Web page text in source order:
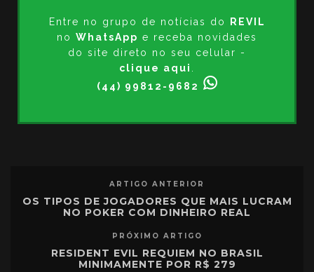
Entre no grupo de notícias do
REVIL
no WhatsApp e receba novidades
do site direto no seu celular -
clique aqui .
(44) 99812-9682
ARTIGO ANTERIOR
OS TIPOS DE JOGADORES QUE MAIS LUCRAM
NO POKER COM DINHEIRO REAL
PRÓXIMO ARTIGO
RESIDENT EVIL REQUIEM NO BRASIL
MINIMAMENTE POR R$ 279